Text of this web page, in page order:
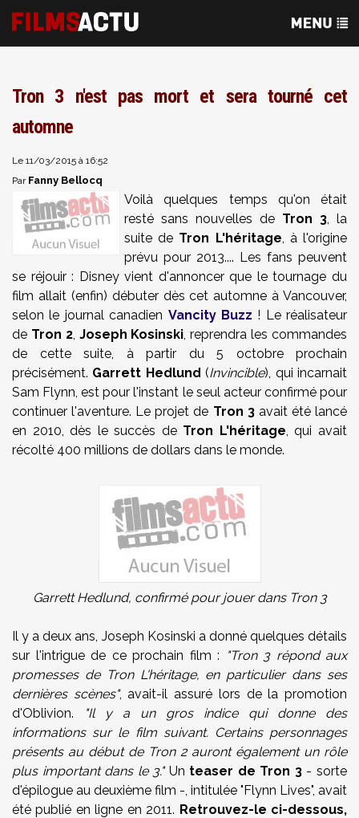
Tron 3 n'est pas mort et sera tourné cet
automne
Le 11/03/2015 à 16:52
Par Fanny Bellocq
Voilà quelques temps qu'on était
resté sans nouvelles de Tron 3, la
suite de Tron L'héritage, à l'origine
prévu pour 2013.... Les fans peuvent
se réjouir : Disney vient d'annoncer que le tournage du
film allait (enfin) débuter dès cet automne à Vancouver,
selon le journal canadien Vancity Buzz ! Le réalisateur
de Tron 2, Joseph Kosinski, reprendra les commandes
de cette suite, à partir du 5 octobre prochain
précisément. Garrett Hedlund (Invincible), qui incarnait
Sam Flynn, est pour l'instant le seul acteur confirmé pour
continuer l'aventure. Le projet de Tron 3avait été lancé
en 2010, dès le succès de Tron L'héritage, qui avait
récolté 400 millions de dollars dans le monde.
Garrett Hedlund, confirmé pour jouer dans Tron 3
Il y a deux ans, Joseph Kosinski a donné quelques détails
sur l'intrigue de ce prochain film :
"Tron 3 répond aux
promesses de Tron L'héritage, en particulier dans ses
dernières scènes", avait-il assuré lors de la promotion
d'Oblivion.
"Il y a un gros indice qui donne des
informations sur le film suivant. Certains personnages
présents au début de Tron 2 auront également un rôle
plus important dans le 3."Un teaser de Tron 3- sorte
d'épilogue au deuxième film -, intitulée "Flynn Lives", avait
été publié en ligne en 2011. Retrouvez-le ci-dessous,